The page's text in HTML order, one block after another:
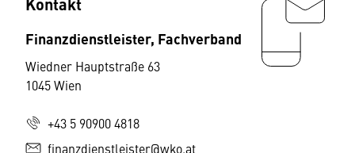
Finanzdienstleister, Fachverband
Wiedner Hauptstraße 63
1045 Wien
+43 5 90900 4818
finanzdienstleister@wko.at